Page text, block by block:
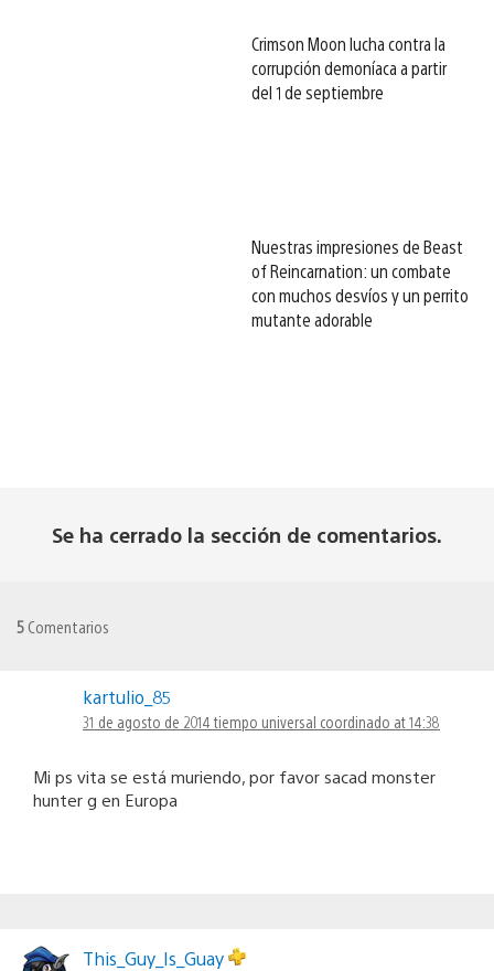
Crimson Moon lucha contra la
corrupción demoníaca a partir
del 1 de septiembre
Nuestras impresiones de Beast
of Reincarnation: un combate
con muchos desvíos y un perrito
mutante adorable
Se ha cerrado la sección de comentarios.
5 Comentarios
kartulio_85
31 de agosto de 2014 tiempo universal coordinado at 14:38
Mi ps vita se está muriendo, por favor sacad monster
hunter g en Europa
This_Guy_Is_Guay